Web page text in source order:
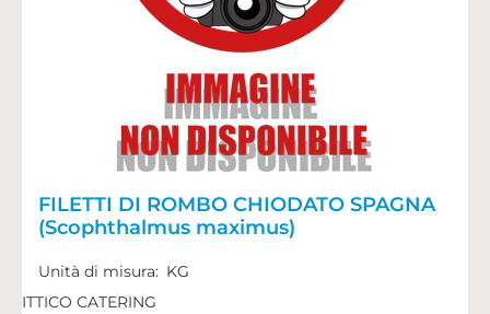
FILETTI DI ROMBO CHIODATO SPAGNA
(Scophthalmus maximus)
Unità di misura: KG
ITTICO CATERING